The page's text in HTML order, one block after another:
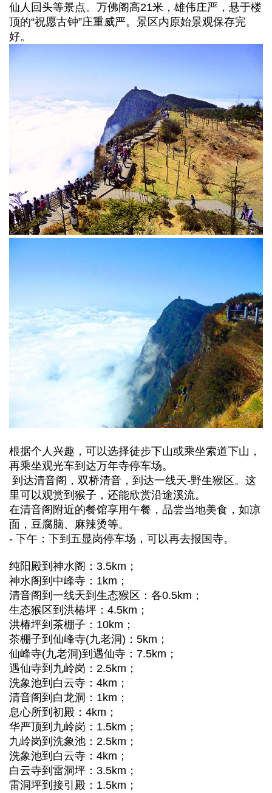
仙人回头等景点。万佛阁高21米，雄伟庄严，悬于楼
顶的“祝愿古钟”庄重威严。景区内原始景观保存完
好。
根据个人兴趣，可以选择徒步下山或乘坐索道下山，
再乘坐观光车到达万年寺停车场。
到达清音阁，双桥清音，到达一线天-野生猴区。这
里可以观赏到猴子，还能欣赏沿途溪流。
在清音阁附近的餐馆享用午餐，品尝当地美食，如凉
面，豆腐脑、麻辣烫等。
- 下午：下到五显岗停车场，可以再去报国寺。
纯阳殿到神水阁：3.5km；
神水阁到中峰寺：1km；
清音阁到一线天到生态猴区：各0.5km；
生态猴区到洪椿坪：4.5km；
洪椿坪到茶棚子：10km；
茶棚子到仙峰寺(九老洞)：5km；
仙峰寺(九老洞)到遇仙寺：7.5km；
遇仙寺到九岭岗：2.5km；
洗象池到白云寺：4km；
清音阁到白龙洞：1km；
息心所到初殿：4km；
华严顶到九岭岗：1.5km；
九岭岗到洗象池：2.5km；
洗象池到白云寺：4km；
白云寺到雷洞坪：3.5km；
雷洞坪到接引殿：1.5km；